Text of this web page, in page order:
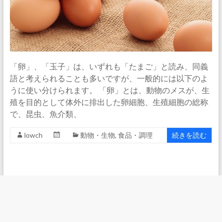
「卵」、「玉子」は、いずれも「たまご」と読み、同義
語と考えられることも多いですが、一般的には以下のよ
うに使い分けられます。 「卵」とは、動物のメスが、生
殖を目的として体外に排出した卵細胞、生殖細胞の総称
で、昆虫、魚介類、
lowch 動物・生物, 食品・調理 続きを読む